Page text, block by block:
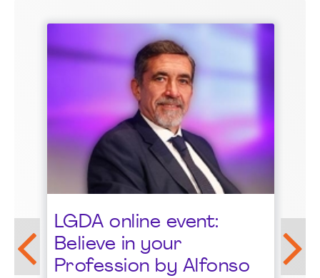
LGDA online event:
Believe in your
Profession by Alfonso